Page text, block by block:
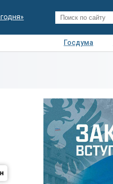
Госдума